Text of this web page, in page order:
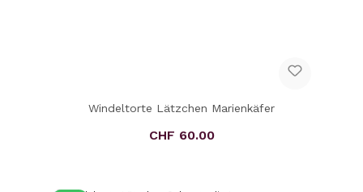
Windeltorte Lätzchen Marienkäfer
Regulärer Preis:
CHF 60.00